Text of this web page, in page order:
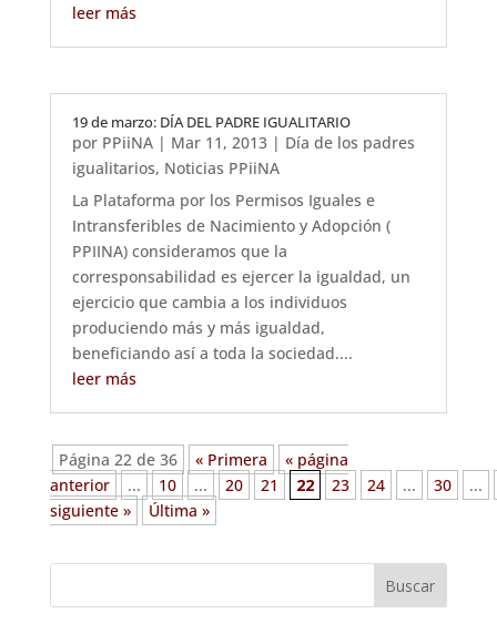
leer más
19 de marzo: DÍA DEL PADRE IGUALITARIO
por PPiiNA| Mar 11, 2013| Día de los padres
igualitarios, Noticias PPiiNA
La Plataforma por los Permisos Iguales e
Intransferibles de Nacimiento y Adopción (
PPIINA) consideramos que la
corresponsabilidad es ejercer la igualdad, un
ejercicio que cambia a los individuos
produciendo más y más igualdad,
beneficiando así a toda la sociedad....
leer más
Página 22 de 36 « Primera
« página
anterior
... 10 ... 20 21 22 23 24 ... 30
...
siguiente »
Última »